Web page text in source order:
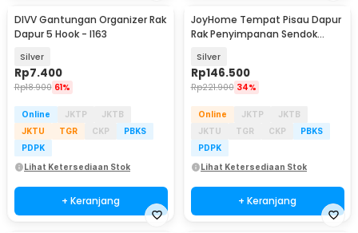
DIVV Gantungan Organizer Rak
Dapur 5 Hook - I163
Silver
Rp7.400
Rp18.900 61%
Online JKTP
JKTB
JKTU
TGR CKP
PBKS
PDPK
Lihat Ketersediaan Stok
+ Keranjang
JoyHome Tempat Pisau Dapur
Rak Penyimpanan Sendok
Silver
Rp146.500
Rp221.900 34%
Online JKTP
JKTB
JKTU
TGR CKP
PBKS
PDPK
Lihat Ketersediaan Stok
+ Keranjang